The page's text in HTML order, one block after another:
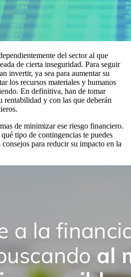
del sector al que
de cierta inseguridad. Para seguir
invertir, ya sea para aumentar su
los recursos materiales y humanos
En definitiva, han de tomar
rentabilidad y con las que deberán
de minimizar ese riesgo financiero.
tipo de contingencias te puedes
para reducir su impacto en la